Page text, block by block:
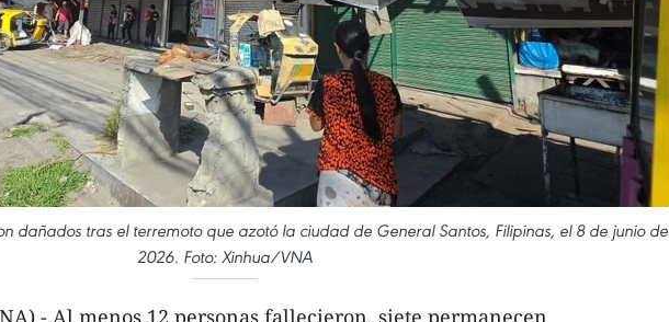
dañados tras el terremoto que azotó la ciudad de General Santos, Filipinas, el 8 de junio de
2026. Foto: Xinhua/VNA
- Al menos 12 personas fallecieron, siete permanecen